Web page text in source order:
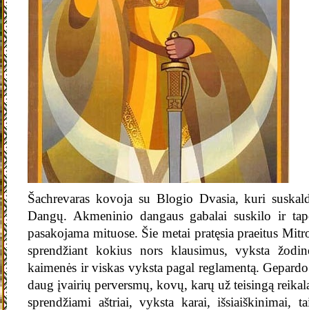
Šachrevaras kovoja su Blogio Dvasia, kuri
Dangų. Akmeninio dangaus gabalai suskilo ir
pasakojama mituose. Šie metai pratęsia praeitus
sprendžiant kokius nors klausimus, vyksta
kaimenės ir viskas vyksta pagal reglamentą.
daug įvairių perversmų, kovų, karų už teisingą
sprendžiami aštriai, vyksta karai, išsiaiškinimai,